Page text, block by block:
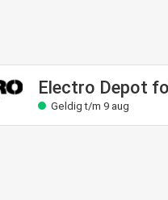
Electro Depot
Geldig t/m 9 aug